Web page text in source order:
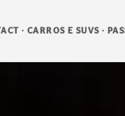
· CARROS E SUVS ·